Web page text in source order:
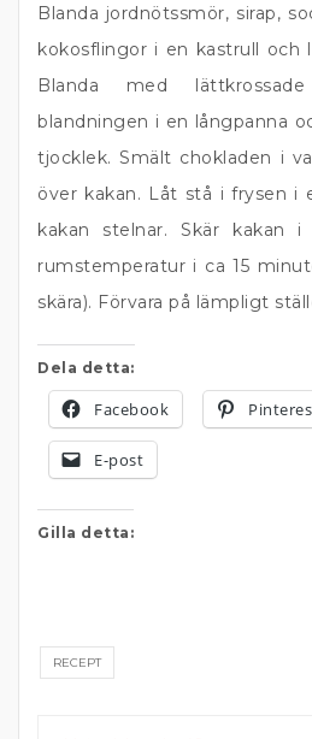
Blanda jordnötssmör, sirap,
kokosflingor i en kastrull och
Blanda med
blandningen i en långpanna
tjocklek. Smält chokladen i
över kakan. Låt stå i frysen
kakan stelnar. Skär
rumstemperatur i ca 15
skära). Förvara på lämpligt
Dela detta:
Facebook
E-post
Gilla detta:
RECEPT
Inläggsnavigering